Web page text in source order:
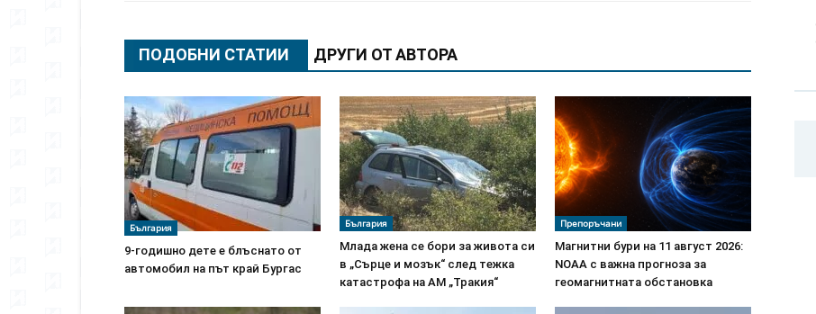
ПОДОБНИ СТАТИИ ДРУГИ ОТ АВТОРА
България
9-годишно дете е блъснато от
автомобил на път край Бургас
България
Млада жена се бори за живота си
в „Сърце и мозък“ след тежка
катастрофа на АМ „Тракия“
Препоръчани
Магнитни бури на 11 август 2026:
NOAA с важна прогноза за
геомагнитната обстановка